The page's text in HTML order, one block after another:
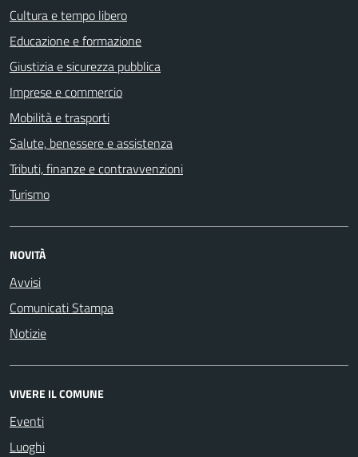
Cultura e tempo libero
Educazione e formazione
Giustizia e sicurezza pubblica
Imprese e commercio
Mobilità e trasporti
Salute, benessere e assistenza
Tributi, finanze e contravvenzioni
Turismo
NOVITÀ
Avvisi
Comunicati Stampa
Notizie
VIVERE IL COMUNE
Eventi
Luoghi